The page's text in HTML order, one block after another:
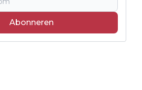
Abonneren